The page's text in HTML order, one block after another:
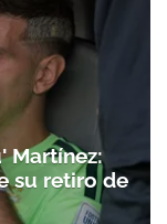
Martínez:
su retiro de